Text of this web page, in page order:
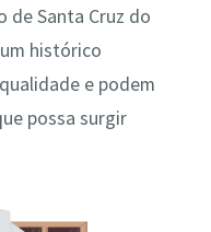
de Santa Cruz do
histórico
e podem
possa surgir